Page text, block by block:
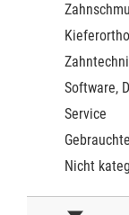
Software,
Service
Nicht